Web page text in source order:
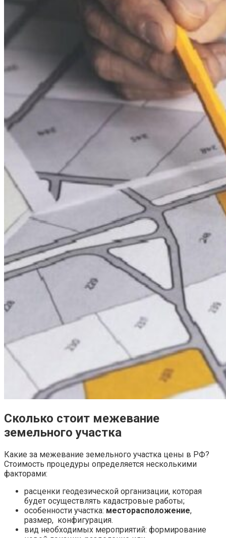
Сколько стоит межевание
земельного участка
Какие за межевание земельного участка цены в РФ?
Стоимость процедуры определяется несколькими
факторами:
расценки геодезической организации, которая
будет осуществлять кадастровые работы;
особенности участка: месторасположение,
размер, конфигурация.
вид необходимых мероприятий: формирование